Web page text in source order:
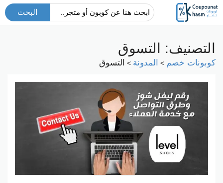
البحث
التصنيف: التسوق
كوبونات خصم > المدونة > التسوق